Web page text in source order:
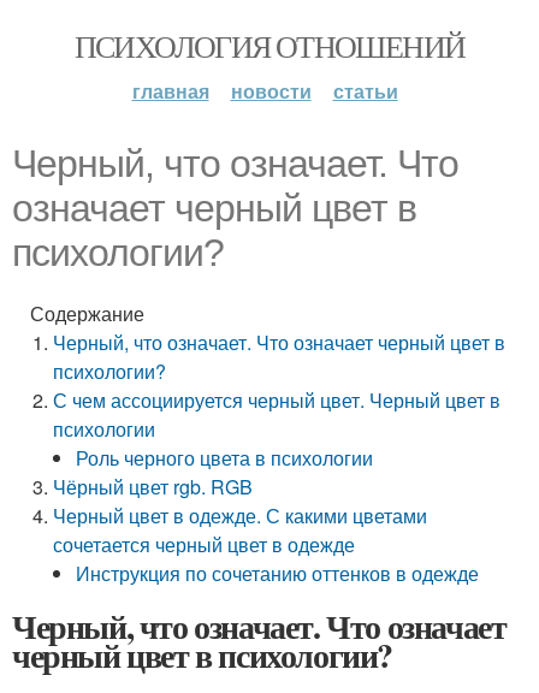
ПСИХОЛОГИЯ ОТНОШЕНИЙ
главная новости статьи
Черный, что означает. Что
означает черный цвет в
психологии?
Содержание
Черный, что означает. Что означает черный цвет в
психологии?
С чем ассоциируется черный цвет. Черный цвет в
психологии
Роль черного цвета в психологии
Чёрный цвет rgb. RGB
Черный цвет в одежде. С какими цветами
сочетается черный цвет в одежде
Инструкция по сочетанию оттенков в одежде
Черный, что означает. Что означает
черный цвет в психологии?